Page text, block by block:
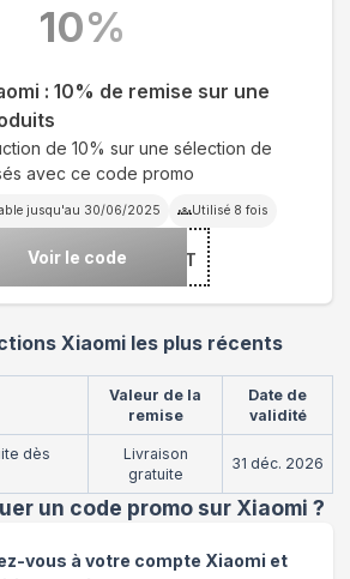
: 10% de remise sur une
de 10% sur une sélection de
avec ce code promo
jusqu'au 30/06/2025 Utilisé 8 fois
Voir le code ***T
10%
Xiaomi les plus récents
Valeur de la
remise
Date de
validité
dès
Livraison
gratuite
31 déc. 2026
un code promo sur Xiaomi ?
vous à votre compte Xiaomi et